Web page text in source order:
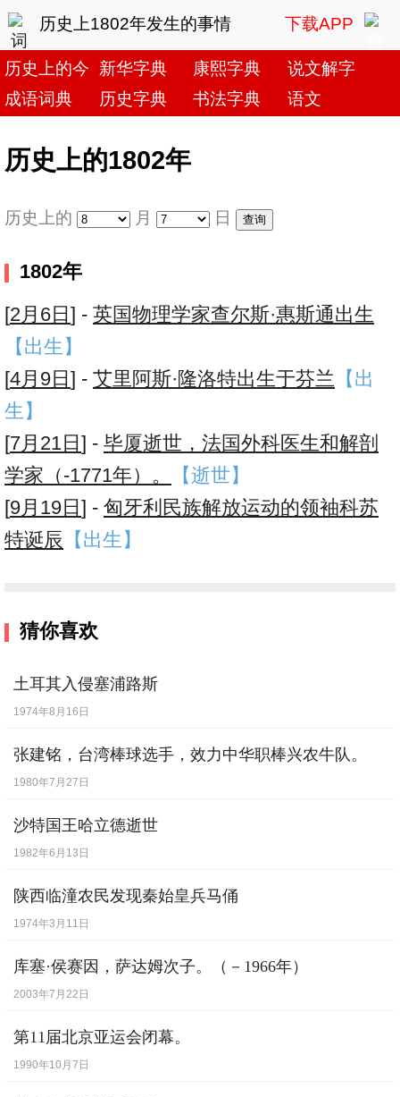
历史上1802年发生的事情 下载APP
历史上的今天新华字典 康熙字典
说文解字
成语词典
历史字典 书法字典 语文
历史上的1802年
历史上的 月 日
1802年
[2月6日 ] - 英国物理学家查尔斯·惠斯通出生
【出生】
[4月9日 ] - 艾里阿斯·隆洛特出生于芬兰 【出
生】
[7月21日 ] - 毕厦逝世，法国外科医生和解剖
学家（-1771年）。
【逝世】
[9月19日 ] - 匈牙利民族解放运动的领袖科苏
特诞辰 【出生】
猜你喜欢
土耳其入侵塞浦路斯
1974年8月16日
张建铭，台湾棒球选手，效力中华职棒兴农牛队。
1980年7月27日
沙特国王哈立德逝世
1982年6月13日
陕西临潼农民发现秦始皇兵马俑
1974年3月11日
库塞·侯赛因，萨达姆次子。（－1966年）
2003年7月22日
第11届北京亚运会闭幕。
1990年10月7日